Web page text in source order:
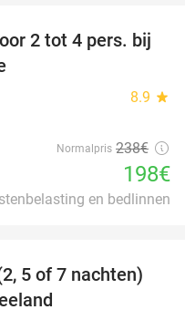
17%
2 tot 4 pers. bij
8.9 star
Normalpris 238€
198€
en bedlinnen
35%
5 of 7 nachten)